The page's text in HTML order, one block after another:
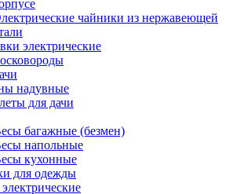
чайники из нержавеющей
электрические
надувные
для дачи
багажные (безмен)
напольные
кухонные
для одежды